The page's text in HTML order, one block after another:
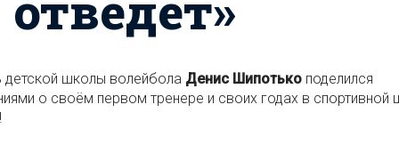
детской школы волейбола Денис Шипотько поделился
о своём первом тренере и своих годах в спортивной